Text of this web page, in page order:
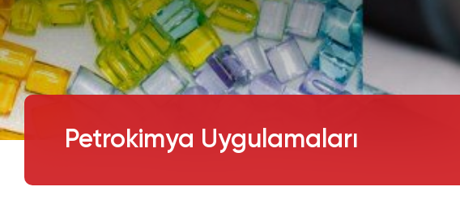
Petrokimya Uygulamaları